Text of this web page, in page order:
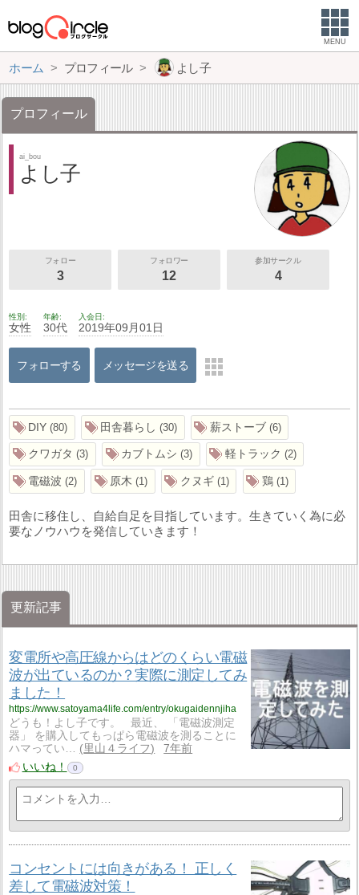
MENU
ホーム プロフィール よし子
プロフィール
ai_bou
よし子
フォロー
3
フォロワー
12
参加サークル
4
性別
女性
年齢
30代
入会日
2019年09月01日
フォローする メッセージを送る
DIY 80 田舎暮らし 30 薪ストーブ 6
クワガタ 3 カブトムシ 3 軽トラック 2
電磁波 2 原木 1 クヌギ 1 鶏 1
田舎に移住し、自給自足を目指しています。生きていく為に必
要なノウハウを発信していきます！
更新記事
変電所や高圧線からはどのくらい電磁
波が出ているのか？実際に測定してみ
ました！
https://www.satoyama4life.com/entry/okugaidennjiha
どうも！よし子です。 最近、 「電磁波測定
器」 を購入してもっぱら電磁波を測ることに
ハマってい…
里山４ライフ
7年前
いいね！
0
コンセントには向きがある！ 正しく
差して電磁波対策！